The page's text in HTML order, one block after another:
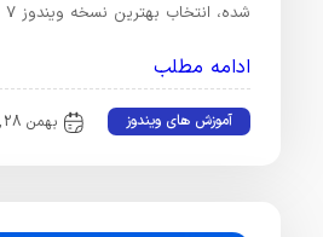
شده، انتخاب بهترین نسخه ویندوز 7 برای سیستم …
ادامه مطلب
آموزش های ویندوز بهمن 28, 1404